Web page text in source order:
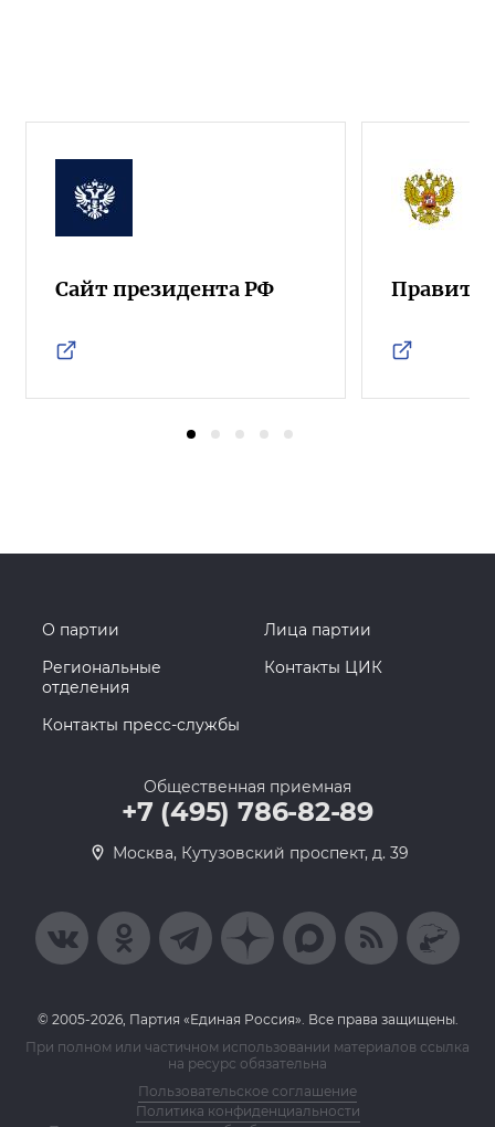
Сайт президента РФ
О партии
Лица партии
Региональные
отделения
Контакты ЦИК
Контакты пресс-службы
Общественная приемная
+7 (495) 786-82-89
Москва, Кутузовский проспект, д. 39
© 2005-2026, Партия «Единая Россия». Все права защищены.
При полном или частичном использовании материалов ссылка
на ресурс обязательна
Пользовательское соглашение
Политика конфиденциальности